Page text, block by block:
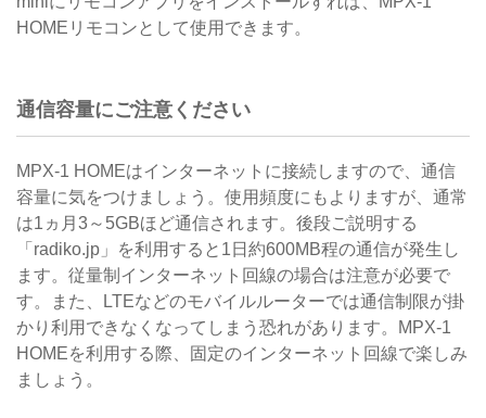
HOMEリモコンとして使用できます。
通信容量にご注意ください
MPX-1 HOMEはインターネットに接続しますので、通信
容量に気をつけましょう。使用頻度にもよりますが、通常
は1ヵ月3～5GBほど通信されます。後段ご説明する
「radiko.jp」を利用すると1日約600MB程の通信が発生し
ます。従量制インターネット回線の場合は注意が必要で
す。また、LTEなどのモバイルルーターでは通信制限が掛
かり利用できなくなってしまう恐れがあります。MPX-1
HOMEを利用する際、固定のインターネット回線で楽しみ
ましょう。